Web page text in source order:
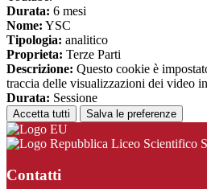
Durata: 6 mesi
Nome: YSC
Tipologia: analitico
Proprieta: Terze Parti
Descrizione: Questo cookie è
traccia delle visualizzazioni dei video
Durata: Sessione
Accetta tutti Salva le preferenze
Liceo Scientifico
Contatti